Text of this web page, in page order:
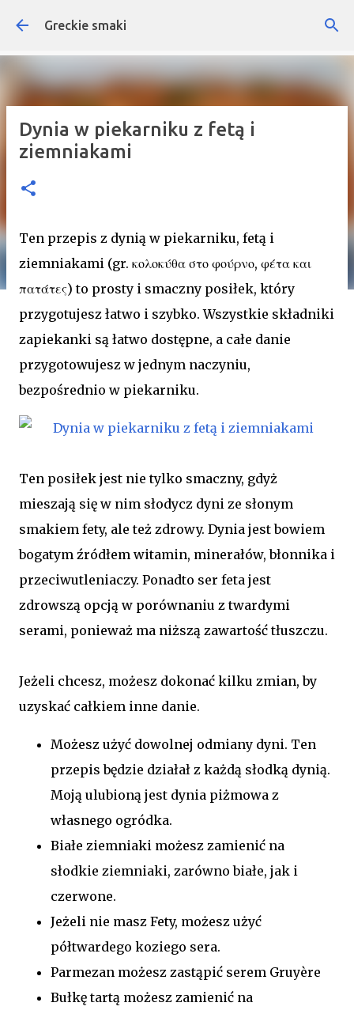
Przejdź do głównej zawartości
Greckie smaki
Dynia w piekarniku z fetą i
ziemniakami
Ten przepis z dynią w piekarniku, fetą i
ziemniakami (gr. κολοκύθα στο φούρνο, φέτα και
πατάτες) to prosty i smaczny posiłek, który
przygotujesz łatwo i szybko. Wszystkie składniki
zapiekanki są łatwo dostępne, a całe danie
przygotowujesz w jednym naczyniu,
bezpośrednio w piekarniku.
Ten posiłek jest nie tylko smaczny, gdyż
mieszają się w nim słodycz dyni ze słonym
smakiem fety, ale też zdrowy. Dynia jest bowiem
bogatym źródłem witamin, minerałów, błonnika i
przeciwutleniaczy. Ponadto ser feta jest
zdrowszą opcją w porównaniu z twardymi
serami, ponieważ ma niższą zawartość tłuszczu.
Jeżeli chcesz, możesz dokonać kilku zmian, by
uzyskać całkiem inne danie.
Możesz użyć dowolnej odmiany dyni. Ten
przepis będzie działał z każdą słodką dynią.
Moją ulubioną jest dynia piżmowa z
własnego ogródka.
Białe ziemniaki możesz zamienić na
słodkie ziemniaki, zarówno białe, jak i
czerwone.
Jeżeli nie masz Fety, możesz użyć
półtwardego koziego sera.
Parmezan możesz zastąpić serem Gruyère
Bułkę tartą możesz zamienić na